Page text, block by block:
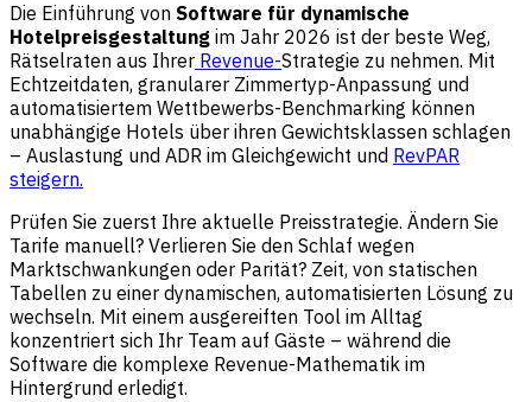
Die Einführung von Software für dynamische
Hotelpreisgestaltung im Jahr 2026 ist der beste Weg,
Rätselraten aus Ihrer Revenue-Strategie zu nehmen. Mit
Echtzeitdaten, granularer Zimmertyp-Anpassung und
automatisiertem Wettbewerbs-Benchmarking können
unabhängige Hotels über ihren Gewichtsklassen schlagen
– Auslastung und ADR im Gleichgewicht und RevPAR
steigern.
Prüfen Sie zuerst Ihre aktuelle Preisstrategie. Ändern Sie
Tarife manuell? Verlieren Sie den Schlaf wegen
Marktschwankungen oder Parität? Zeit, von statischen
Tabellen zu einer dynamischen, automatisierten Lösung zu
wechseln. Mit einem ausgereiften Tool im Alltag
konzentriert sich Ihr Team auf Gäste – während die
Software die komplexe Revenue-Mathematik im
Hintergrund erledigt.